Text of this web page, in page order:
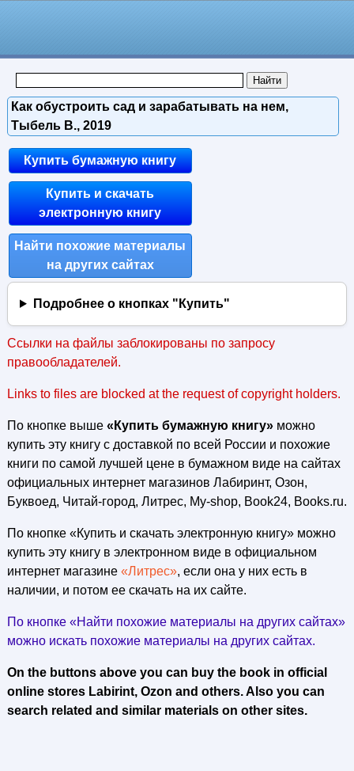
Как обустроить сад и зарабатывать на нем,
Тыбель В., 2019
Купить бумажную книгу
Купить и скачать
электронную книгу
Найти похожие материалы
на других сайтах
Подробнее о кнопках "Купить"
Ссылки на файлы заблокированы по запросу
правообладателей.
Links to files are blocked at the request of copyright holders.
По кнопке выше «Купить бумажную книгу»можно
купить эту книгу с доставкой по всей России и похожие
книги по самой лучшей цене в бумажном виде на сайтах
официальных интернет магазинов Лабиринт, Озон,
Буквоед, Читай-город, Литрес, My-shop, Book24, Books.ru.
По кнопке «Купить и скачать электронную книгу» можно
купить эту книгу в электронном виде в официальном
интернет магазине «Литрес», если она у них есть в
наличии, и потом ее скачать на их сайте.
По кнопке «Найти похожие материалы на других сайтах»
можно искать похожие материалы на других сайтах.
On the buttons above you can buy the book in official
online stores Labirint, Ozon and others. Also you can
search related and similar materials on other sites.